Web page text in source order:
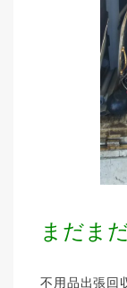
まだま
不用品出張